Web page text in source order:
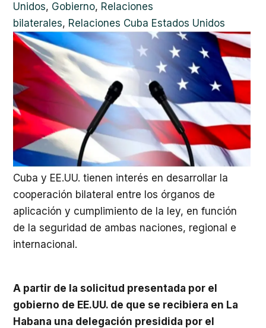
Unidos, Gobierno, Relaciones
bilaterales, Relaciones Cuba Estados Unidos
Cuba y EE.UU. tienen interés en desarrollar la
cooperación bilateral entre los órganos de
aplicación y cumplimiento de la ley, en función
de la seguridad de ambas naciones, regional e
internacional.
A partir de la solicitud presentada por el
gobierno de EE.UU. de que se recibiera en La
Habana una delegación presidida por el